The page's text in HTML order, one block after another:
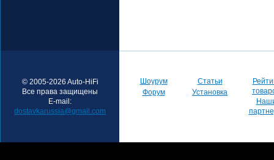
© 2005-2026 Auto-HiFi
Все права защищены
E-mail:
dostavkarussia@gmail.com
Шоурум
Форум
Статьи
Установка